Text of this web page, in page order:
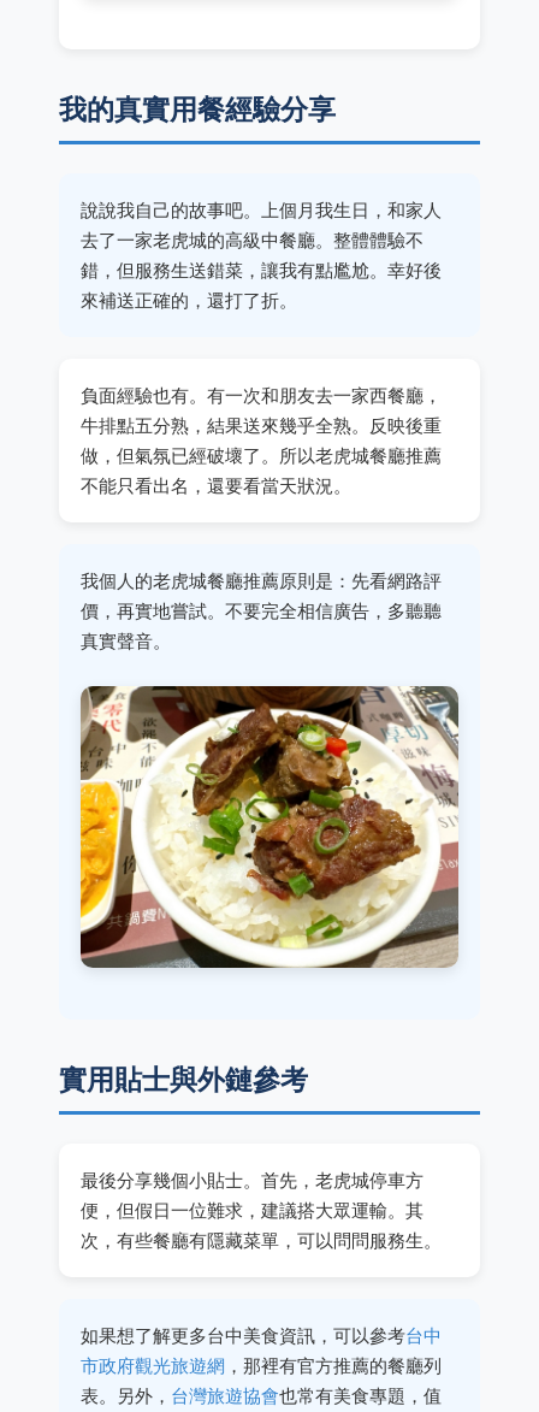
我的真實用餐經驗分享
說說我自己的故事吧。上個月我生日，和家人
去了一家老虎城的高級中餐廳。整體體驗不
錯，但服務生送錯菜，讓我有點尷尬。幸好後
來補送正確的，還打了折。
負面經驗也有。有一次和朋友去一家西餐廳，
牛排點五分熟，結果送來幾乎全熟。反映後重
做，但氣氛已經破壞了。所以老虎城餐廳推薦
不能只看出名，還要看當天狀況。
我個人的老虎城餐廳推薦原則是：先看網路評
價，再實地嘗試。不要完全相信廣告，多聽聽
真實聲音。
實用貼士與外鏈參考
最後分享幾個小貼士。首先，老虎城停車方
便，但假日一位難求，建議搭大眾運輸。其
次，有些餐廳有隱藏菜單，可以問問服務生。
如果想了解更多台中美食資訊，可以參考台中
市政府觀光旅遊網 ，那裡有官方推薦的餐廳列
表。另外， 台灣旅遊協會也常有美食專題，值